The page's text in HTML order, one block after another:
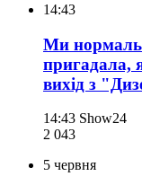
14:43
Ми
пригадала,
вихід з
14:43 Show24
2 043
5 червня